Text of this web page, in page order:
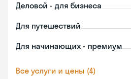
Деловой - для бизнеса
Для путешествий
Для начинающих - премиум
Все услуги и цены (4)